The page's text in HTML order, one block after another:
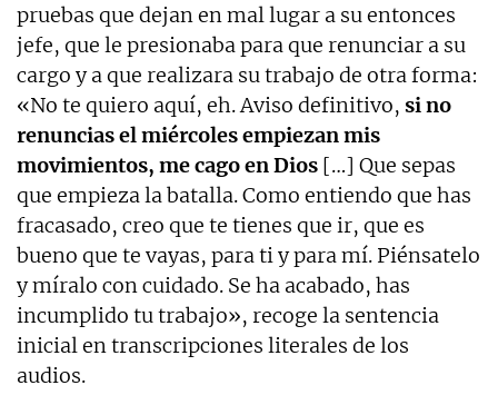
pruebas que dejan en mal lugar a su entonces
jefe, que le presionaba para que renunciar a su
cargo y a que realizara su trabajo de otra forma:
«No te quiero aquí, eh. Aviso definitivo, si no
renuncias el miércoles empiezan mis
movimientos, me cago en Dios […] Que sepas
que empieza la batalla. Como entiendo que has
fracasado, creo que te tienes que ir, que es
bueno que te vayas, para ti y para mí. Piénsatelo
y míralo con cuidado. Se ha acabado, has
incumplido tu trabajo», recoge la sentencia
inicial en transcripciones literales de los
audios.